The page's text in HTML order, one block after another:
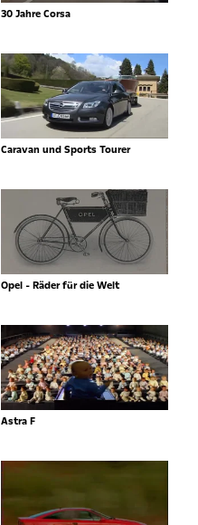
30 Jahre Corsa
Caravan und Sports Tourer
Opel - Räder für die Welt
Astra F